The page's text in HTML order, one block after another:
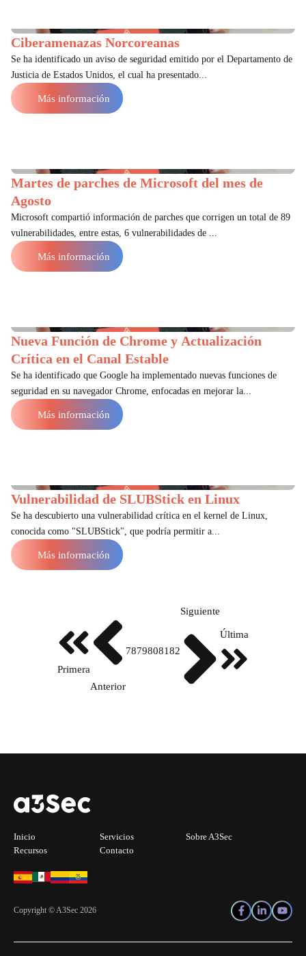
Ciberamenazas Norcoreanas
Se ha identificado un aviso de seguridad emitido por el Departamento de
Justicia de Estados Unidos, el cual ha presentado...
Más información
Martes de parches de Microsoft del mes de
Agosto
Microsoft compartió información de parches que corrigen un total de 89
vulnerabilidades, entre estas, 6 vulnerabilidades de ...
Más información
Nueva Función de Chrome y Actualización
Crítica en el Canal Estable
Se ha identificado que Google ha implementado nuevas funciones de
seguridad en su navegador Chrome, enfocadas en mejorar la...
Más información
Vulnerabilidad de SLUBStick en Linux
Se ha descubierto una vulnerabilidad crítica en el kernel de Linux,
conocida como "SLUBStick", que podría permitir a...
Más información
Primera
Anterior
7879808182
Siguiente
Última
Inicio Servicios
Sobre A3Sec
Recursos
Contacto
Copyright © A3Sec 2026